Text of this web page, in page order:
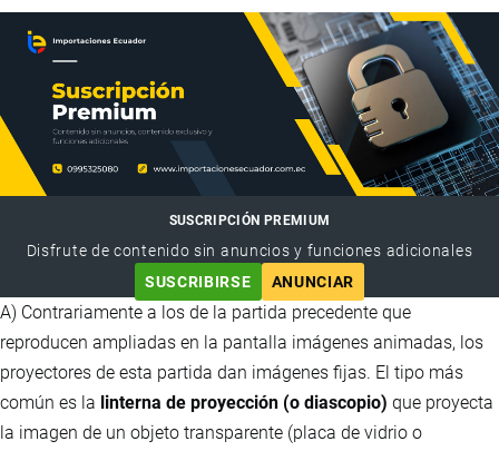
SUSCRIPCIÓN PREMIUM
Disfrute de contenido sin anuncios y funciones adicionales
SUSCRIBIRSE
ANUNCIAR
A) Contrariamente a los de la partida precedente que
reproducen ampliadas en la pantalla imágenes animadas, los
proyectores de esta partida dan imágenes fijas. El tipo más
común es la linterna de proyección (o diascopio) que proyecta
la imagen de un objeto transparente (placa de vidrio o